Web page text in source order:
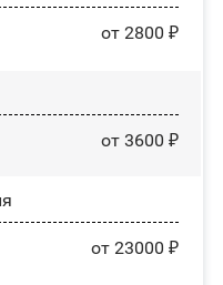
от 2800 ₽
от 3600 ₽
от 23000 ₽